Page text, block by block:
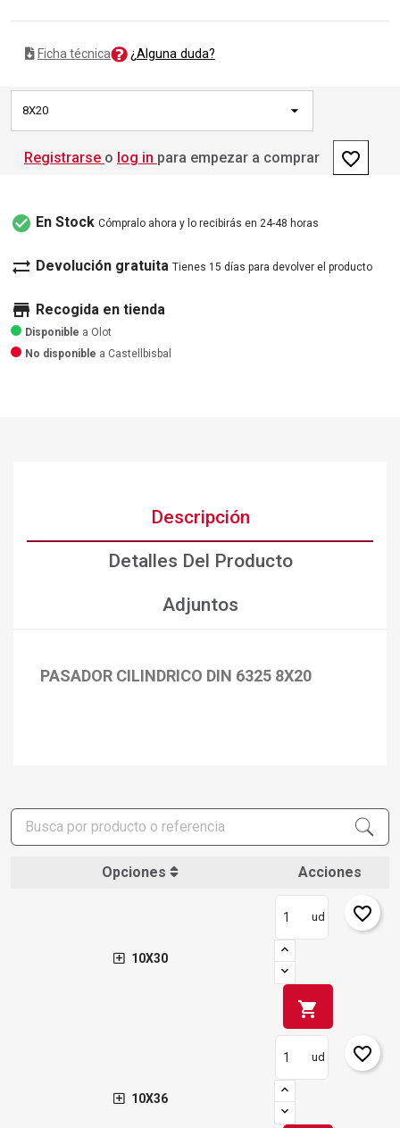
Ficha técnica ¿Alguna duda?
8X20
Registrarse o log in para empezar a comprar favorite_border
check_circle En Stock Cómpralo ahora y lo recibirás en 24-48 horas
sync_alt Devolución gratuita Tienes 15 días para devolver el producto
store Recogida en tienda
Disponible a Olot
No disponible a Castellbisbal
Descripción
Detalles Del Producto
Adjuntos
PASADOR CILINDRICO DIN 6325 8X20
Opciones Acciones
10X30
ud
shopping_cart
favorite_border
10X36
ud favorite_border